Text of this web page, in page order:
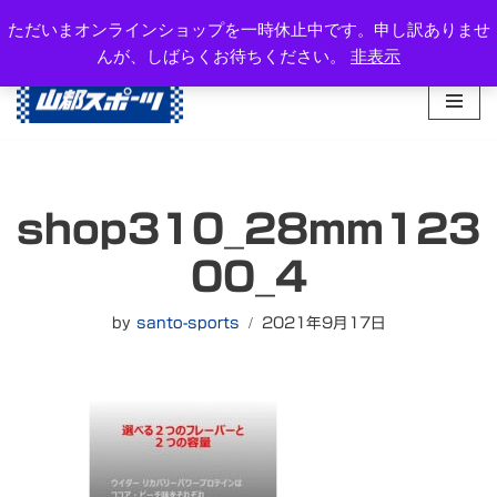
ただいまオンラインショップを一時休止中です。申し訳ありませ
んが、しばらくお待ちください。 非表示
ン
テ
ス
キ
岐阜県高山市西之一色町3-1081-2
TEL：0577-34-3434
shop310_28mm123
00_4
by santo-sports 2021年9月17日